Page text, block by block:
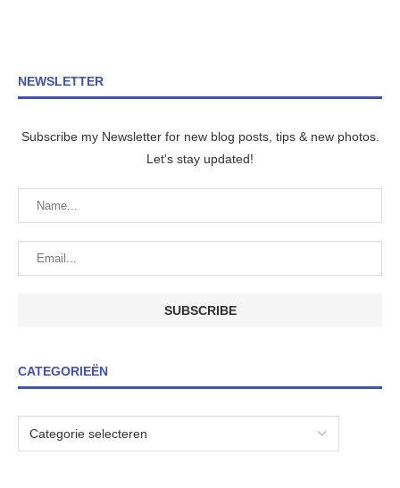
NEWSLETTER
Subscribe my Newsletter for new blog posts, tips & new photos.
Let's stay updated!
CATEGORIEËN